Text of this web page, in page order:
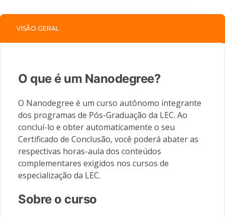
VISÃO GERAL
O que é um Nanodegree?
O Nanodegree é um curso autônomo integrante
dos programas de Pós-Graduação da LEC. Ao
concluí-lo e obter automaticamente o seu
Certificado de Conclusão, você poderá abater as
respectivas horas-aula dos conteúdos
complementares exigidos nos cursos de
especialização da LEC.
Sobre o curso